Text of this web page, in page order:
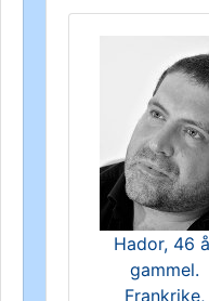
Hador, 46
gammel.
Frankrike,